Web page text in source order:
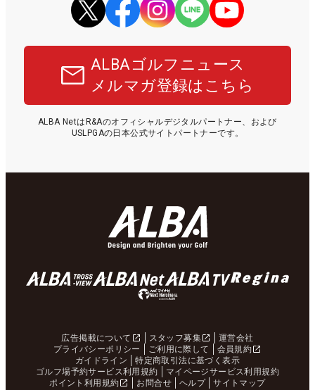
ALBAゴルフニュース
メルマガ登録はこちら
ALBA NetはR&Aのオフィシャルデジタルパートナー、および
USLPGAの日本公式サイトパートナーです。
広告掲載について スタッフ募集
運営会社
プライバシーポリシー
ご利用に際して
会員規約
ガイドライン
特定商取引法に基づく表示
ゴルフ場予約サービス利用規約
マイページサービス利用規約
ポイント利用規約
お問合せ ヘルプ サイトマップ